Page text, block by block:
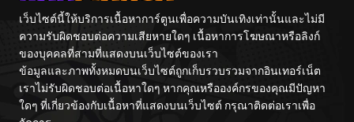
เว็บไซต์นี้ให้บริการเนื้อหาการ์ตูนเพื่อความบันเทิงเท่านั้นและไม่มี
ความรับผิดชอบต่อความเสียหายใดๆ เนื้อหาการโฆษณาหรือลิงก์
ของบุคคลที่สามที่แสดงบนเว็บไซต์ของเรา
ข้อมูลและภาพทั้งหมดบนเว็บไซต์ถูกเก็บรวบรวมจากอินเทอร์เน็ต
เราไม่รับผิดชอบต่อเนื้อหาใดๆ หากคุณหรือองค์กรของคุณมีปัญหา
ใดๆ ที่เกี่ยวข้องกับเนื้อหาที่แสดงบนเว็บไซต์ กรุณาติดต่อเราเพื่อ